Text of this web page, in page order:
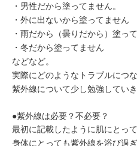
・男性だから塗ってません。
・外に出ないから塗ってません
・雨だから（曇りだから）塗っ
・冬だから塗ってません
などなど。
実際にどのようなトラブルにつ
紫外線について少し勉強していき
●紫外線は必要？不必要？
最初に記載したように肌にとって
身体にとっても紫外線を浴び過